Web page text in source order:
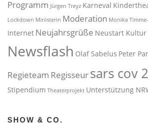
Programm Jürgen Treyz Karneval
Lockdown Ministerin Moderation Monika
Internet Neujahrsgrüße Neustart Kultur
Newsflash Olaf Sabelus Peter
Regieteam Regisseursars cov 2
Stipendium Theaterprojekt Unterstützung
SHOW & CO.